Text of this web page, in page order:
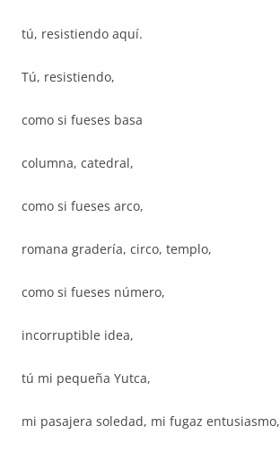
tú, resistiendo aquí.
Tú, resistiendo,
como si fueses basa
columna, catedral,
como si fueses arco,
romana gradería, circo, templo,
como si fueses número,
incorruptible idea,
tú mi pequeña Yutca,
mi pasajera soledad, mi fugaz entusiasmo,